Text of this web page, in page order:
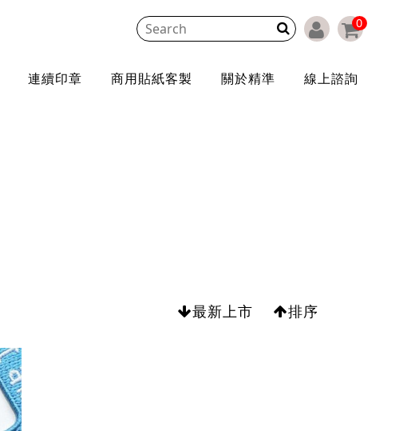
0
連續印章 商用貼紙客製 關於精準 線上諮詢
最新上市 排序